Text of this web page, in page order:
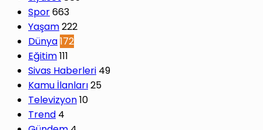
Spor663
Yaşam222
Dünya172
Eğitim111
Sivas Haberleri 49
Kamu İlanları25
Televizyon10
Trend 4